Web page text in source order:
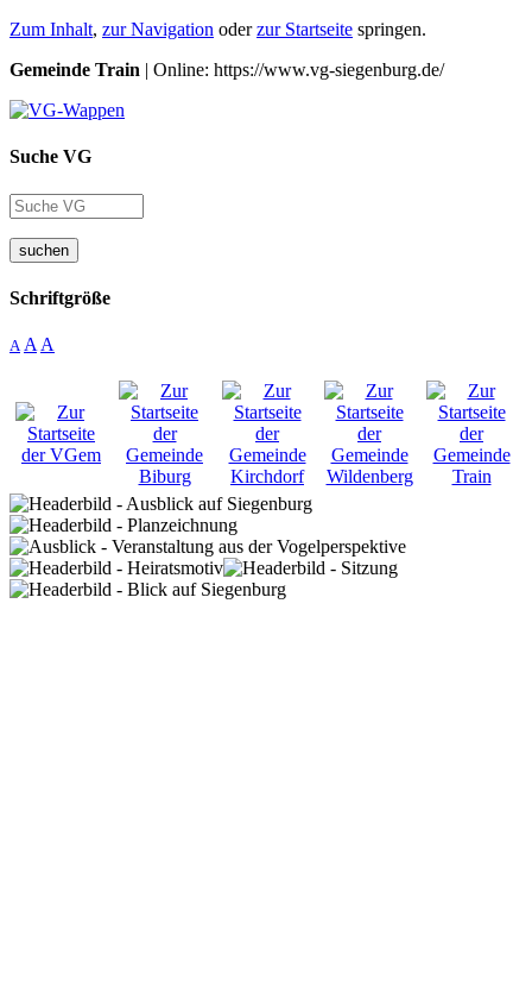
Zum Inhalt, zur Navigation oderzur Startseite springen.
Gemeinde Train | Online: https://www.vg-siegenburg.de/
Suche VG
suchen
Schriftgröße
A A A